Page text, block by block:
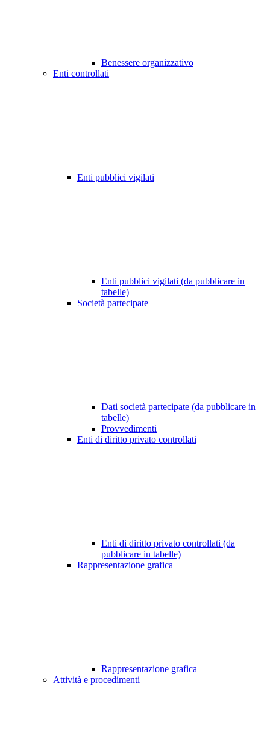
Benessere organizzativo
Enti controllati
Enti pubblici vigilati
Enti pubblici vigilati (da pubblicare in
tabelle)
Società partecipate
Dati società partecipate (da pubblicare in
tabelle)
Provvedimenti
Enti di diritto privato controllati
Enti di diritto privato controllati (da
pubblicare in tabelle)
Rappresentazione grafica
Rappresentazione grafica
Attività e procedimenti